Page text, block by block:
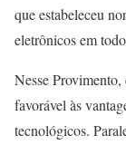
que estabeleceu
eletrônicos em
Nesse
favorável às
tecnológicos.